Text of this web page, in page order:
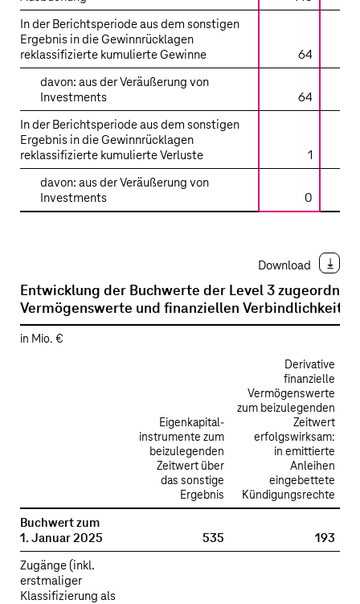
In der Berichtsperiode aus dem sonstigen
Ergebnis in die Gewinnrücklagen
reklassifizierte kumulierte Gewinne
64
davon: aus der Veräußerung von
Investments
64
In der Berichtsperiode aus dem sonstigen
Ergebnis in die Gewinnrücklagen
reklassifizierte kumulierte Verluste
1
davon: aus der Veräußerung von
Investments
0
Download
Entwicklung der Buchwerte der Level 3
Vermögenswerte und finanziellen Verbindlichkeiten
in Mio. €
Eigenkapital­
instrumente zum
beizulegenden
Zeitwert über
das sonstige
Ergebnis
Derivative
finanzielle
Vermögenswerte
zum beizulegenden
Zeitwert
erfolgswirksam:
in emittierte
Anleihen
eingebettete
Kündigungsrechte
Buchwert zum
1. Januar 2025
535
193
Zugänge (inkl.
erstmaliger
Klassifizierung als